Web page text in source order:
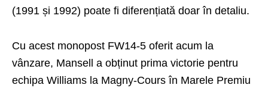
(1991 și 1992) poate fi diferențiată doar în detaliu.
Cu acest monopost FW14-5 oferit acum la
vânzare, Mansell a obținut prima victorie pentru
echipa Williams la Magny-Cours în Marele Premiu